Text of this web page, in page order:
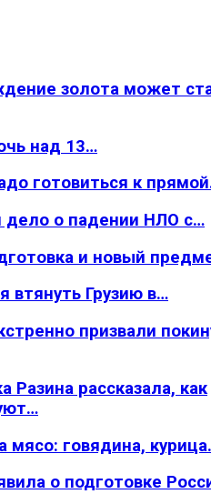
золота может
над 13…
готовиться к
дело о падении НЛО с…
и новый
втянуть Грузию в…
призвали
Разина рассказала, как
мясо: говядина,
о подготовке